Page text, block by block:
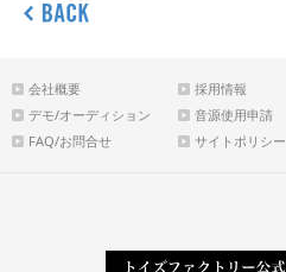
会社概要
採用情報
デモ/オーディション
音源使用申請
FAQ/お問合せ
サイトポリシー